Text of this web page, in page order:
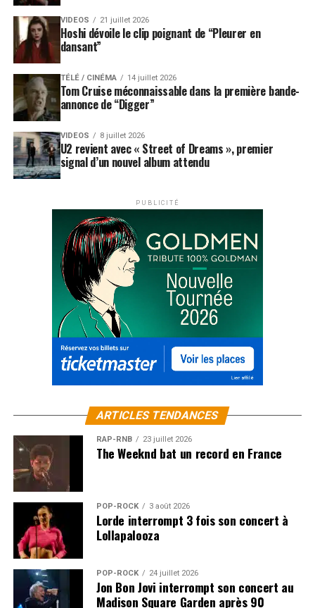
VIDEOS 21 juillet 2026
Hoshi dévoile le clip poignant de “Pleurer en
dansant”
TÉLÉ / CINÉMA 14 juillet 2026
Tom Cruise méconnaissable dans la première bande-
annonce de “Digger”
VIDEOS 8 juillet 2026
U2 revient avec « Street of Dreams », premier
signal d’un nouvel album attendu
PUBLICITÉ
ARTICLES TENDANCES
RAP-RNB 23 juillet 2026
The Weeknd bat un record en France
POP-ROCK 3 août 2026
Lorde interrompt 3 fois son concert à
Lollapalooza
POP-ROCK 24 juillet 2026
Jon Bon Jovi interrompt son concert au
Madison Square Garden après 90